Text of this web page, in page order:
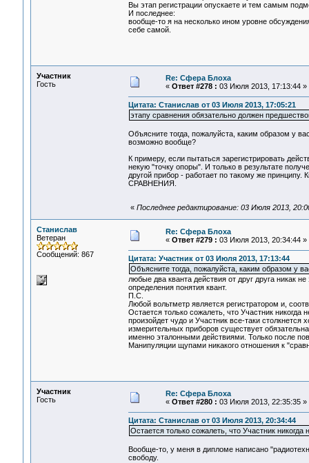
Вы этап регистрации опускаете и тем самым
И последнее:
вообще-то я на несколько ином уровне
себе самой.
Участник
Гость
Re: Сфера Блоха
« Ответ #278 : 03 Июля 2013, 17:13:44 »
Цитата: Станислав от 03 Июля 2013, 17:05:21
этапу сравнения обязательно должен
Объясните тогда, пожалуйста, каким образом у
возможно вообще?
К примеру, если пытаться зарегистрировать
некую "точку опоры". И только в результате
другой прибор - работает по такому же
СРАВНЕНИЯ.
« Последнее редактирование: 03 Июля 2013,
Станислав
Ветеран
Сообщений: 867
Re: Сфера Блоха
« Ответ #279 : 03 Июля 2013, 20:34:44 »
Цитата: Участник от 03 Июля 2013, 17:13:44
Объясните тогда, пожалуйста, каким образом у
любые два кванта действия от друг друга никак
определения понятия квант.
П.С.
Любой вольтметр является регистратором и,
Остается только сожалеть, что Участник
произойдет чудо и Участник все-таки
измерительных приборов существует
именно эталонными действиями. Только после
Манипуляции щупами никакого отношения к
Участник
Гость
Re: Сфера Блоха
« Ответ #280 : 03 Июля 2013, 22:35:35 »
Цитата: Станислав от 03 Июля 2013, 20:34:44
Остается только сожалеть, что Участник
Вообще-то, у меня в дипломе написано
свободу.